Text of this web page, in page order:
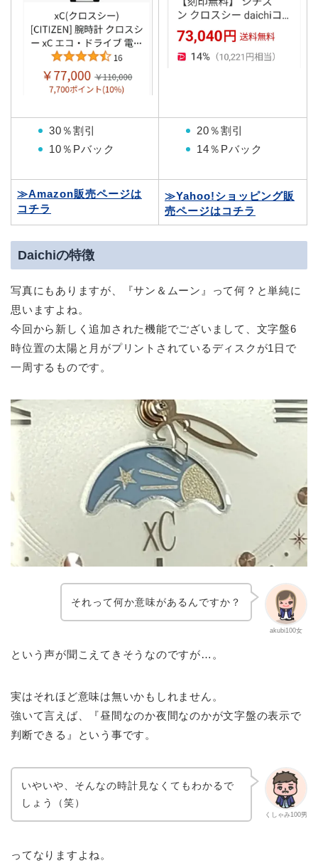
30％割引
10％Pバック
20％割引
14％Pバック
≫Amazon販売ページは
コチラ
≫Yahoo!ショッピング販
売ページはコチラ
Daichiの特徴
写真にもありますが、『サン＆ムーン』って何？と単純に
思いますよね。
今回から新しく追加された機能でございまして、文字盤6
時位置の太陽と月がプリントされているディスクが1日で
一周するものです。
akubi100女
それって何か意味があるんですか？
という声が聞こえてきそうなのですが…。
実はそれほど意味は無いかもしれません。
強いて言えば、『昼間なのか夜間なのかが文字盤の表示で
判断できる』という事です。
くしゃみ100男
いやいや、そんなの時計見なくてもわかるで
しょう（笑）
ってなりますよね。